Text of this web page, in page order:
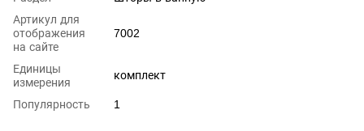
Артикул для
отображения
на сайте
7002
Единицы
измерения
комплект
Популярность 1